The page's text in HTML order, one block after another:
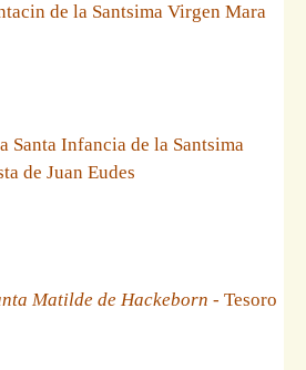
de la Santsima Virgen Mara
Santa Infancia de la Santsima
de Juan Eudes
Matilde de Hackeborn - Tesoro